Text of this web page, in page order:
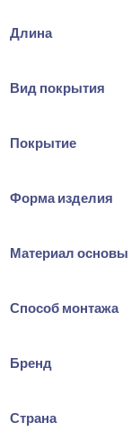
Длина
Вид покрытия
Покрытие
Форма изделия
Материал основы
Способ монтажа
Бренд
Страна